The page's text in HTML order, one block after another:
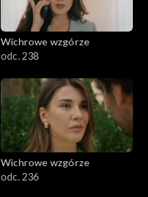
Wichrowe wzgórze
odc. 238
Wichrowe wzgórze
odc. 236